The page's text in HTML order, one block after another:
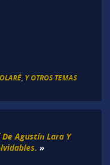
, Y OTROS TEMAS
Agustín Lara Y
»